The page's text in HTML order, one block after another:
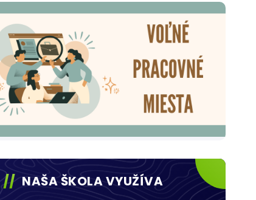
NAŠA ŠKOLA VYUŽÍVA